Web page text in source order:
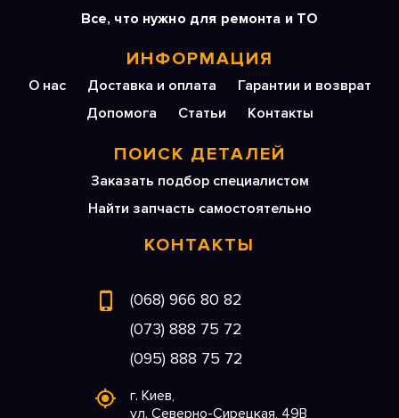
Все, что нужно для ремонта и ТО
ИНФОРМАЦИЯ
О нас Доставка и оплата
Гарантии и возврат
Допомога
Статьи Контакты
ПОИСК ДЕТАЛЕЙ
Заказать подбор специалистом
Найти запчасть самостоятельно
КОНТАКТЫ
(068) 966 80 82
(073) 888 75 72
(095) 888 75 72
г. Киев,
ул. Северно-Сирецкая, 49В